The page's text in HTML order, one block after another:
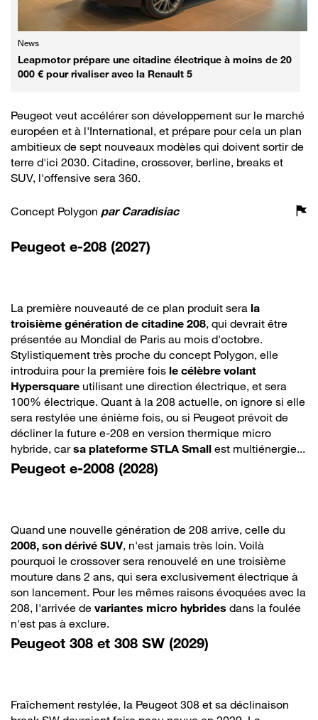
News
Leapmotor prépare une citadine électrique à moins de 20
000 € pour rivaliser avec la Renault 5
Peugeot veut accélérer son développement sur le marché
européen et à l'International, et prépare pour cela un plan
ambitieux de sept nouveaux modèles qui doivent sortir de
terre d'ici 2030. Citadine, crossover, berline, breaks et
SUV, l'offensive sera 360.
Concept Polygon parCaradisiac
Peugeot e-208 (2027)
La première nouveauté de ce plan produit sera la
troisième génération de citadine 208, qui devrait être
présentée au Mondial de Paris au mois d'octobre.
Stylistiquement très proche du concept Polygon, elle
introduira pour la première fois le célèbre volant
Hypersquare utilisant une direction électrique, et sera
100% électrique. Quant à la 208 actuelle, on ignore si elle
sera restylée une énième fois, ou si Peugeot prévoit de
décliner la future e-208 en version thermique micro
hybride, carsa plateforme STLA Small est multiénergie...
Peugeot e-2008 (2028)
Quand une nouvelle génération de 208 arrive, celle du
2008, son dérivé SUV, n'est jamais très loin. Voilà
pourquoi le crossover sera renouvelé en une troisième
mouture dans 2 ans, qui sera exclusivement électrique à
son lancement. Pour les mêmes raisons évoquées avec la
208, l'arrivée de variantes micro hybrides dans la foulée
n'est pas à exclure.
Peugeot 308 et 308 SW (2029)
Fraîchement restylée, la Peugeot 308 et sa déclinaison